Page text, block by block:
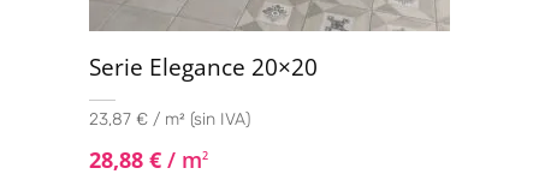
Serie Elegance 20×20
23,87 € / m² (sin IVA)
28,88 € / m2